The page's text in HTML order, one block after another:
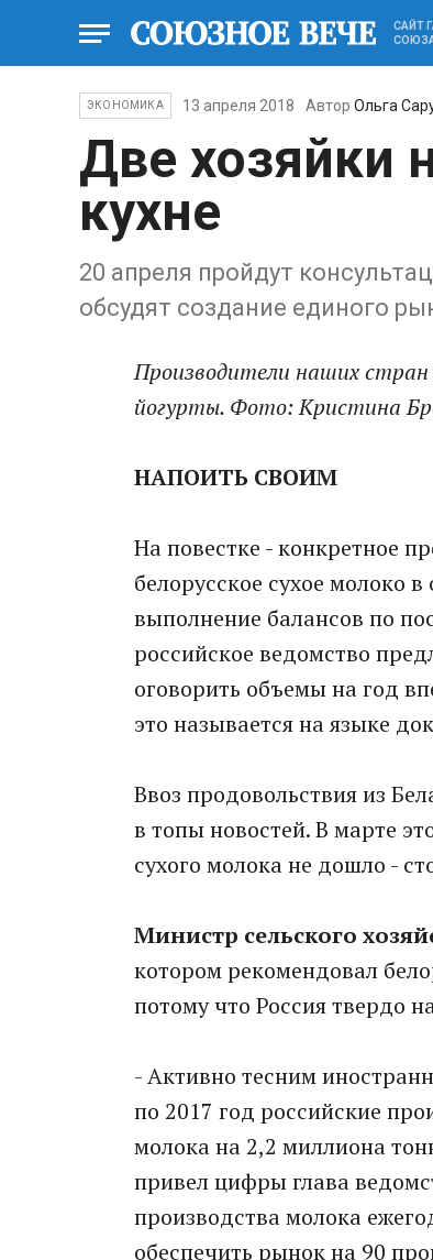
САЙТ
ЭКОНОМИКА 13 апреля 2018 Автор Ольга
Две хозяйки
кухне
20 апреля пройдут
обсудят создание единого
Производители наших
йогурты. Фото: Кристина
НАПОИТЬ СВОИМ
На повестке - конкретное
белорусское сухое молоко
выполнение балансов по
российское ведомство
оговорить объемы на год
это называется на языке
Ввоз продовольствия из
в топы новостей. В марте
сухого молока не дошло -
Министр сельского
котором рекомендовал
потому что Россия твердо
- Активно тесним
по 2017 год российские
молока на 2,2 миллиона
привел цифры глава
производства молока
обеспечить рынок на 90